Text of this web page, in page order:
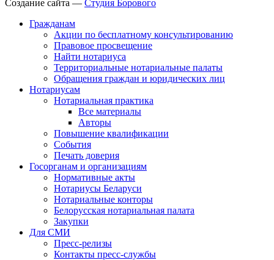
Создание сайта — Студия Борового
Гражданам
Акции по бесплатному консультированию
Правовое просвещение
Найти нотариуса
Территориальные нотариальные палаты
Обращения граждан и юридических лиц
Нотариусам
Нотариальная практика
Все материалы
Авторы
Повышение квалификации
События
Печать доверия
Госорганам и организациям
Нормативные акты
Нотариусы Беларуси
Нотариальные конторы
Белорусская нотариальная палата
Закупки
Для СМИ
Пресс-релизы
Контакты пресс-службы